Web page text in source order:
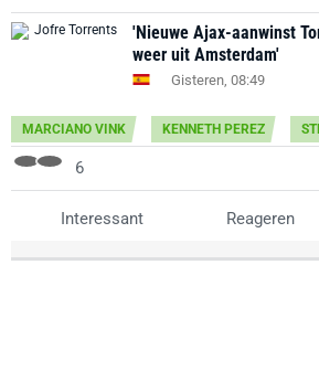
'Nieuwe Ajax-aanwinst
weer uit Amsterdam'
Gisteren, 08:49
MARCIANO VINK KENNETH PEREZ
6
Interessant Reageren